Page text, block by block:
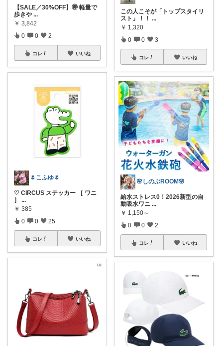
【SALE／30%OFF】🉐 軽量で
歩きや ...
￥ 3,842
0 0 2
コレ いいね
🌷こふゆ🌷
♡ CIRCUS ステッカー ［ ワニ
］
...
￥ 385
0 0 25
コレ いいね
この人こそが「トップスタイリ
スト」！！ ...
￥ 1,320
0 0 3
コレ いいね
🌸しのぶROOM🌸
給水ストレス0！2026新型の自
動吸水ワニ ...
￥ 1,150～
0 0 2
コレ いいね